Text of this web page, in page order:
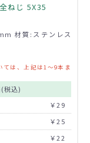
ねじ 5X35
材質:ステンレス
は、上記は1～9本ま
税込)
￥29
￥25
￥22